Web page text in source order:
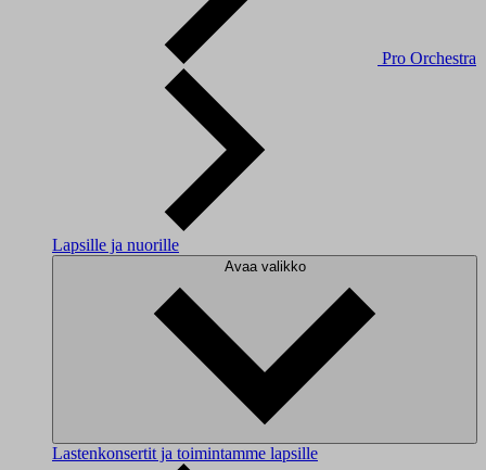
Pro Orchestra
Lapsille ja nuorille
Avaa valikko
Lastenkonsertit ja toimintamme lapsille